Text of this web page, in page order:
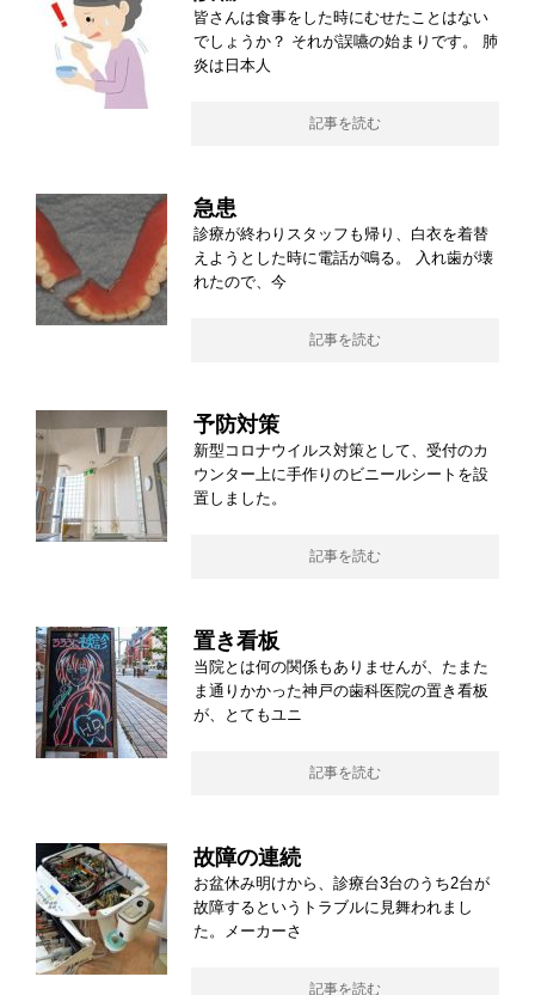
皆さんは食事をした時にむせたことはない
でしょうか？ それが誤嚥の始まりです。 肺
炎は日本人
記事を読む
急患
診療が終わりスタッフも帰り、白衣を着替
えようとした時に電話が鳴る。 入れ歯が壊
れたので、今
記事を読む
予防対策
新型コロナウイルス対策として、受付のカ
ウンター上に手作りのビニールシートを設
置しました。
記事を読む
置き看板
当院とは何の関係もありませんが、たまた
ま通りかかった神戸の歯科医院の置き看板
が、とてもユニ
記事を読む
故障の連続
お盆休み明けから、診療台3台のうち2台が
故障するというトラブルに見舞われまし
た。メーカーさ
記事を読む